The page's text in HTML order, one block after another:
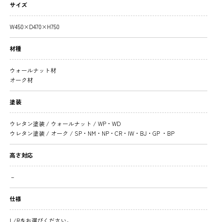
サイズ
W450×D470×H750
材種
ウォールナット材
オーク材
塗装
ウレタン塗装 / ウォールナット / WP・WD
ウレタン塗装 / オーク / SP・NM・NP・CR・IW・BJ・GP ・BP
高さ対応
－
仕様